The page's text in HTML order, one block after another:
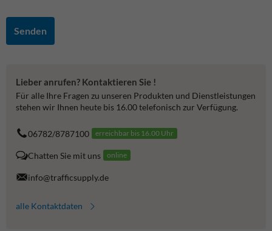
Senden
Lieber anrufen? Kontaktieren Sie !
Für alle Ihre Fragen zu unseren Produkten und Dienstleistungen
stehen wir Ihnen heute bis 16.00 telefonisch zur Verfügung.
06782/8787100 erreichbar bis 16.00 Uhr
Chatten Sie mit uns online
info@trafficsupply.de
alle Kontaktdaten